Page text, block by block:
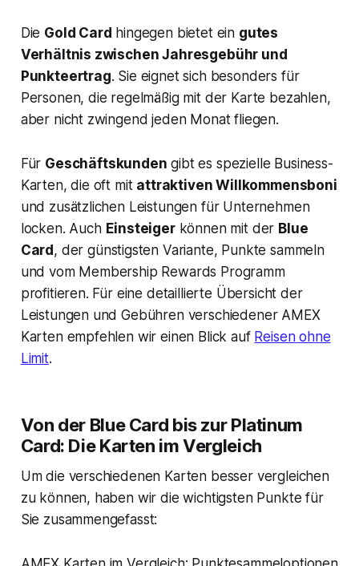
Die Gold Card hingegen bietet ein gutes
Verhältnis zwischen Jahresgebühr und
Punkteertrag. Sie eignet sich besonders für
Personen, die regelmäßig mit der Karte bezahlen,
aber nicht zwingend jeden Monat fliegen.
Für Geschäftskunden gibt es spezielle Business-
Karten, die oft mit attraktiven Willkommensboni
und zusätzlichen Leistungen für Unternehmen
locken. Auch Einsteigerkönnen mit der Blue
Card , der günstigsten Variante, Punkte sammeln
und vom Membership Rewards Programm
profitieren. Für eine detaillierte Übersicht der
Leistungen und Gebühren verschiedener AMEX
Karten empfehlen wir einen Blick auf Reisen ohne
Limit.
Von der Blue Card bis zur Platinum
Card: Die Karten im Vergleich
Um die verschiedenen Karten besser vergleichen
zu können, haben wir die wichtigsten Punkte für
Sie zusammengefasst: